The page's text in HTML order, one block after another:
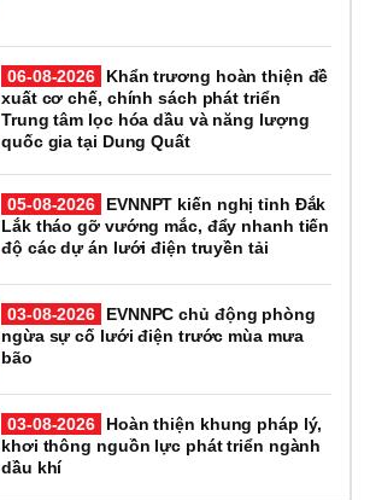
06-08-2026
Khẩn trương hoàn thiện đề
xuất cơ chế, chính sách phát triển
Trung tâm lọc hóa dầu và năng lượng
quốc gia tại Dung Quất
05-08-2026
EVNNPT kiến nghị tỉnh Đắk
Lắk tháo gỡ vướng mắc, đẩy nhanh tiến
độ các dự án lưới điện truyền tải
03-08-2026
EVNNPC chủ động phòng
ngừa sự cố lưới điện trước mùa mưa
bão
03-08-2026
Hoàn thiện khung pháp lý,
khơi thông nguồn lực phát triển ngành
dầu khí